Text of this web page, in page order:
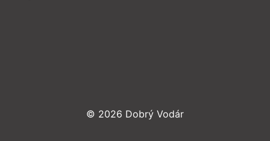
© 2026 Dobrý Vodár